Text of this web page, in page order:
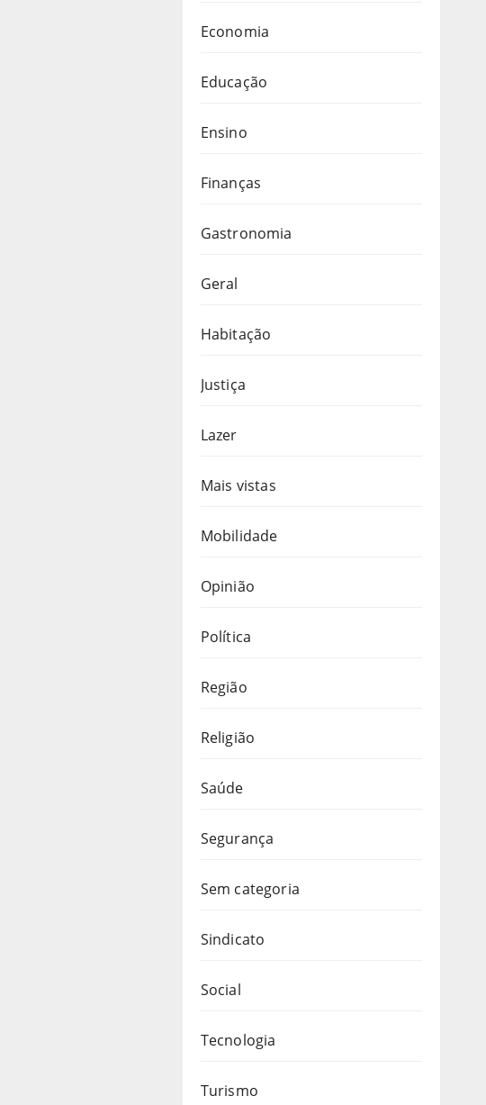
Economia
Educação
Ensino
Finanças
Gastronomia
Geral
Habitação
Justiça
Lazer
Mais vistas
Mobilidade
Opinião
Política
Região
Religião
Saúde
Segurança
Sem categoria
Sindicato
Social
Tecnologia
Turismo